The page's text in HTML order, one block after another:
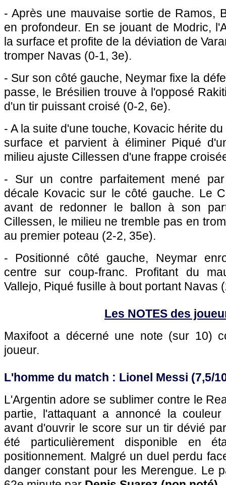
- Après une mauvaise sortie de Ramos,
en profondeur. En se jouant de Modric,
la surface et profite de la déviation de
tromper Navas (0-1, 3e).
- Sur son côté gauche, Neymar fixe la
passe, le Brésilien trouve à l'opposé
d'un tir puissant croisé (0-2, 6e).
- A la suite d'une touche, Kovacic hérite
surface et parvient à éliminer Piqué
milieu ajuste Cillessen d'une frappe
- Sur un contre parfaitement mené
décale Kovacic sur le côté gauche. Le
avant de redonner le ballon à son
Cillessen, le milieu ne tremble pas en
au premier poteau (2-2, 35e).
- Positionné côté gauche, Neymar
centre sur coup-franc. Profitant du
Vallejo, Piqué fusille à bout portant Navas
Les NOTES des
Maxifoot a décerné une note (sur 10)
joueur.
L'homme du match : Lionel Messi (7,5/
L'Argentin adore se sublimer contre le
partie, l'attaquant a annoncé la
avant d'ouvrir le score sur un tir dévié
été particulièrement disponible en
positionnement. Malgré un duel perdu
danger constant pour les Merengue. Le